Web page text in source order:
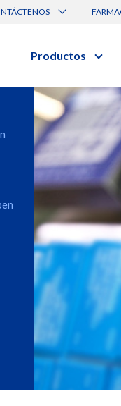
Ética Eurofarma
Productos
nombre, principio activo o
los productos